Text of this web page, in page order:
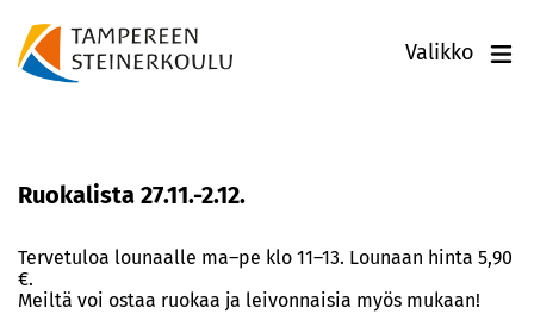
Valikko
Ruokalista 27.11.-2.12.
Tervetuloa lounaalle ma–pe klo 11–13. Lounaan hinta 5,90
€.
Meiltä voi ostaa ruokaa ja leivonnaisia myös mukaan!